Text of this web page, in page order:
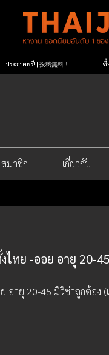
ประกาศฟรี! | 投稿無料！ ซื้
สมาชิก เกี่ยวกับ
ทย -ออย อายุ 20-
ายุ 20-45 มีวีซ่าถูกต้อง (